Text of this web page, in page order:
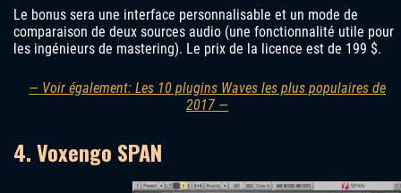
Le bonus sera une interface personnalisable et un mode de
comparaison de deux sources audio (une fonctionnalité utile pour
les ingénieurs de mastering). Le prix de la licence est de 199 $.
— Voir également: Les 10 plugins Waves les plus populaires de
2017 —
4. Voxengo SPAN